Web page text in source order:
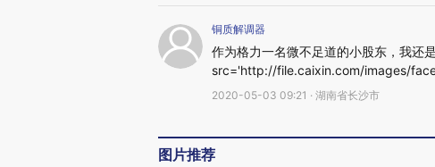
铜质解调器
作为格力一名微不足道的小股东，我还
src='http://file.caixin.com/images/
2020-05-03 09:21 · 湖南省长沙市
图片推荐